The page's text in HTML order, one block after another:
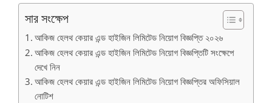
সার সংক্ষেপ
আকিজ হেলথ কেয়ার এন্ড হাইজিন লিমিটেড নিয়োগ বিজ্ঞপ্তি ২০২৬
আকিজ হেলথ কেয়ার এন্ড হাইজিন লিমিটেড নিয়োগ বিজ্ঞপ্তিটি সংক্ষেপে
দেখে নিন
আকিজ হেলথ কেয়ার এন্ড হাইজিন লিমিটেড নিয়োগ বিজ্ঞপ্তির অফিসিয়াল
নোটিশ